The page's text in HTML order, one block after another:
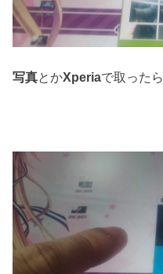
写真とかXperiaで取ったら